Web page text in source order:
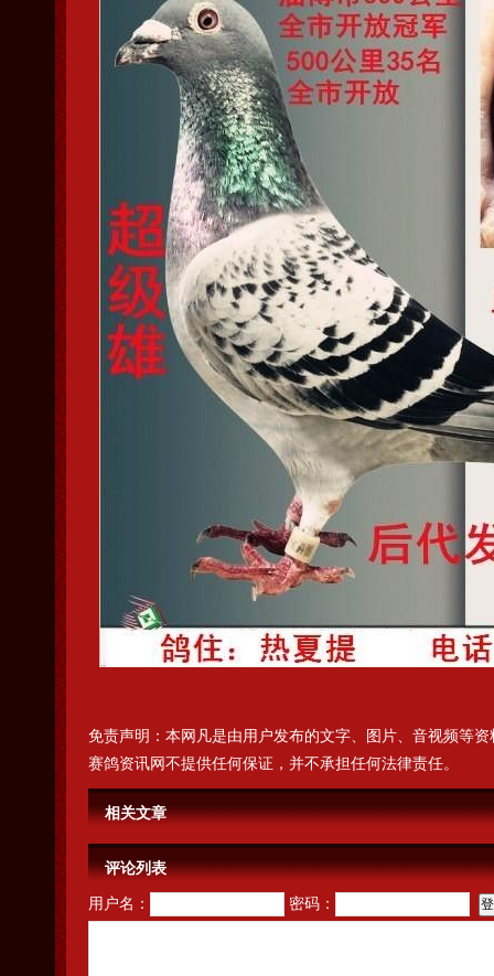
免责声明：本网凡是由用户发布的文字、图片、音视频等
赛鸽资讯网不提供任何保证，并不承担任何法律责任。
相关文章
评论列表
用户名： 密码：